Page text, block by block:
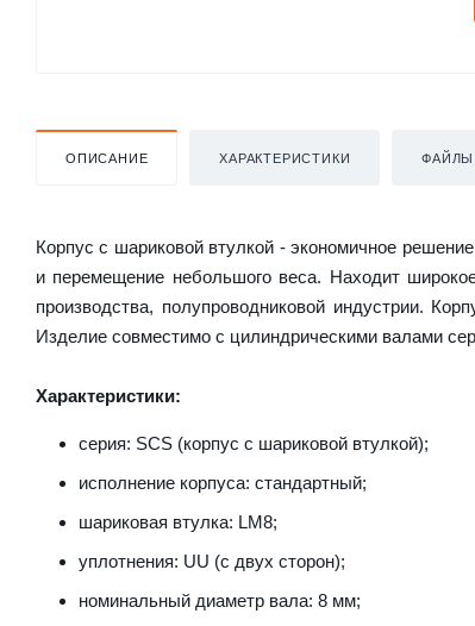
ОПИСАНИЕ ХАРАКТЕРИСТИКИ ФАЙЛЫ
Корпус с шариковой втулкой - экономичное
и перемещение небольшого веса. Находит
производства, полупроводниковой индустрии.
Изделие совместимо с цилиндрическими валами
Характеристики:
серия: SCS (корпус с шариковой втулкой);
исполнение корпуса: стандартный;
шариковая втулка: LM8;
уплотнения: UU (с двух сторон);
номинальный диаметр вала: 8 мм;